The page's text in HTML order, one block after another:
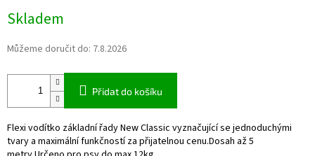
cena:
Skladem
Můžeme doručit do: 7.8.2026
Přidat do košíku
Flexi vodítko základní řady New Classic vyznačující se jednoduchými
tvary a maximální funkčností za přijatelnou cenu.Dosah až 5